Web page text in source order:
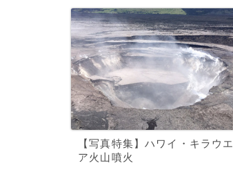
【写真特集】ハワイ・キラウエ
ア火山噴火